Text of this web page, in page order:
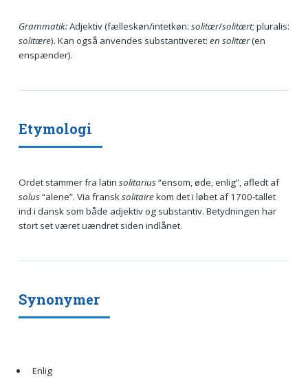
Grammatik:Adjektiv (fælleskøn/intetkøn: solitær/solitært; pluralis:
solitære). Kan også anvendes substantiveret: en solitær(en
enspænder).
Etymologi
Ordet stammer fra latin solitarius“ensom, øde, enlig”, afledt af
solus“alene”. Via fransksolitairekom det i løbet af 1700-tallet
ind i dansk som både adjektiv og substantiv. Betydningen har
stort set været uændret siden indlånet.
Synonymer
Enlig